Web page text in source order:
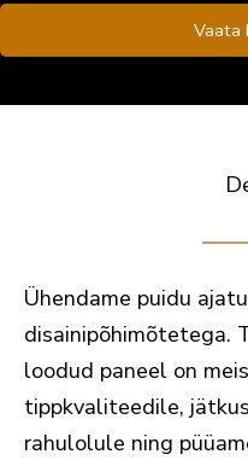
Vaata
Ühendame puidu
disainipõhimõtetega.
loodud paneel on
tippkvaliteedile,
rahulolule ning